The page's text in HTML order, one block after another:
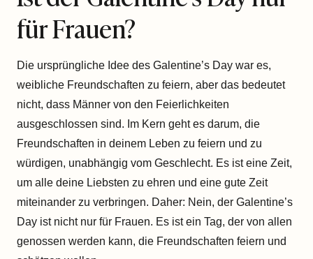
für Frauen?
Die ursprüngliche Idee des Galentine’s Day war es,
weibliche Freundschaften zu feiern, aber das bedeutet
nicht, dass Männer von den Feierlichkeiten
ausgeschlossen sind. Im Kern geht es darum, die
Freundschaften in deinem Leben zu feiern und zu
würdigen, unabhängig vom Geschlecht. Es ist eine Zeit,
um alle deine Liebsten zu ehren und eine gute Zeit
miteinander zu verbringen. Daher: Nein, der Galentine’s
Day ist nicht nur für Frauen. Es ist ein Tag, der von allen
genossen werden kann, die Freundschaften feiern und